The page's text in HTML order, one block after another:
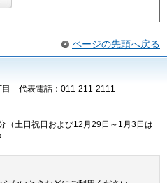
ページの先頭へ戻る
目 代表電話：011-211-2111
（土日祝日および12月29日～1月3日は